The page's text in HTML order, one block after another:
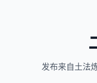
发布来自土法